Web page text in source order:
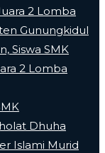
2 Lomba
Gunungkidul
Siswa SMK
2 Lomba
Dhuha
Islami Murid